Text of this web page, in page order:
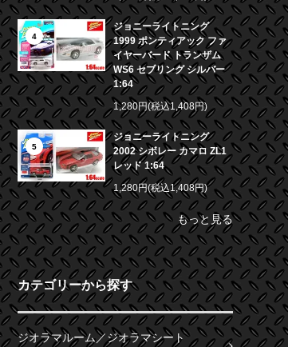
4
ジョニーライトニング
1999 ポンティアック ファ
イヤーバード トランザム
WS6 セブリング シルバー
1:64
1,280円(税込1,408円)
5
ジョニーライトニング
2002 シボレー カマロ ZL1
レッド 1:64
1,280円(税込1,408円)
もっと見る
カテゴリーから探す
ジオラマルーム／ジオラマシート